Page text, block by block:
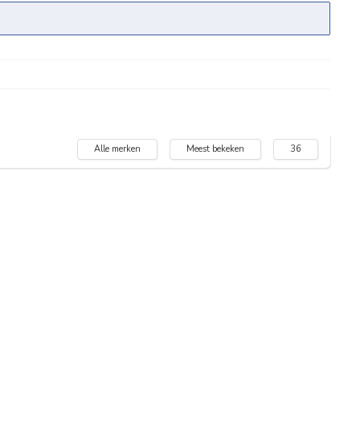
Alle merken Meest bekeken 36